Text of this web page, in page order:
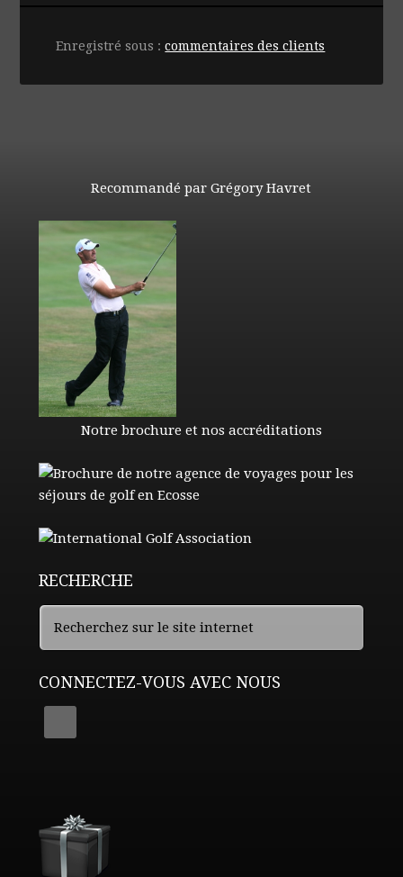
Enregistré sous :commentaires des clients
Recommandé par Grégory Havret
Notre brochure et nos accréditations
RECHERCHE
CONNECTEZ-VOUS AVEC NOUS